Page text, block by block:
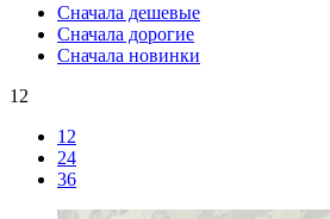
Сначала дешевые
Сначала дорогие
Сначала новинки
12
12
24
36